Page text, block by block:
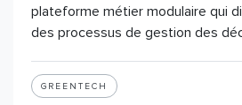
plateforme métier modulaire qui
des processus de gestion des
GREENTECH